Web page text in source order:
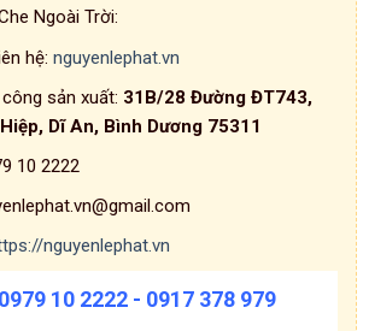
Ngoài Trời:
hệ: nguyenlephat.vn
sản xuất: 31B/28 Đường ĐT743,
Dĩ An, Bình Dương 75311
10 2222
nguyenlephat.vn
0979 10 2222 - 0917 378 979